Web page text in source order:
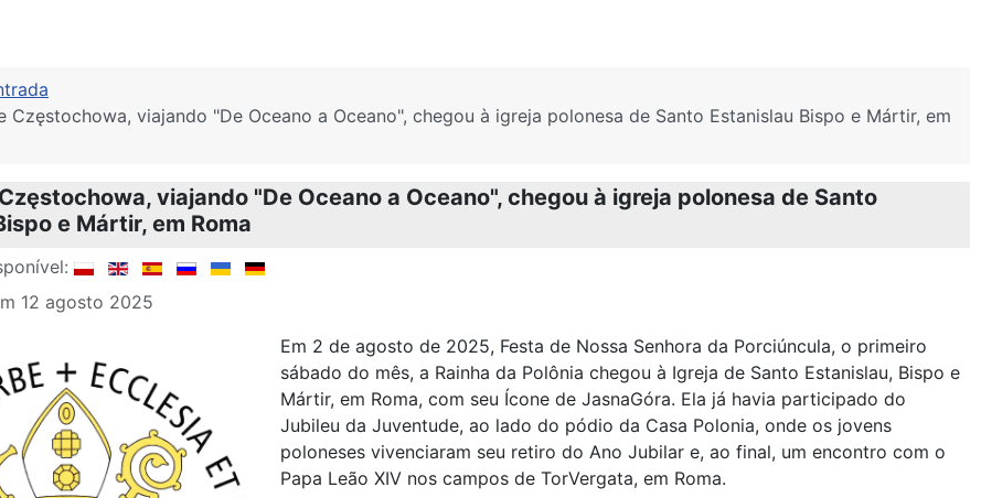
Częstochowa, viajando "De Oceano a Oceano", chegou à igreja polonesa de Santo Estanislau Bispo e Mártir, em
viajando "De Oceano a Oceano", chegou à igreja polonesa de Santo
e Mártir, em Roma
12 agosto 2025
Em 2 de agosto de 2025, Festa de Nossa Senhora da Porciúncula, o primeiro
sábado do mês, a Rainha da Polônia chegou à Igreja de Santo Estanislau, Bispo e
Mártir, em Roma, com seu Ícone de JasnaGóra. Ela já havia participado do
Jubileu da Juventude, ao lado do pódio da Casa Polonia, onde os jovens
poloneses vivenciaram seu retiro do Ano Jubilar e, ao final, um encontro com o
Papa Leão XIV nos campos de TorVergata, em Roma.